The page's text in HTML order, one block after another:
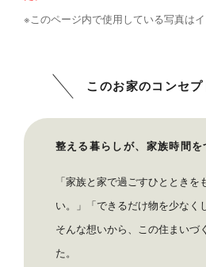
※このページ内で使用している写真はイ
このお家のコンセプ
整える暮らしが、家族時間を
「家族と家で過ごすひとときを
い。」「できるだけ物を少なく
そんな想いから、この住まいづ
た。